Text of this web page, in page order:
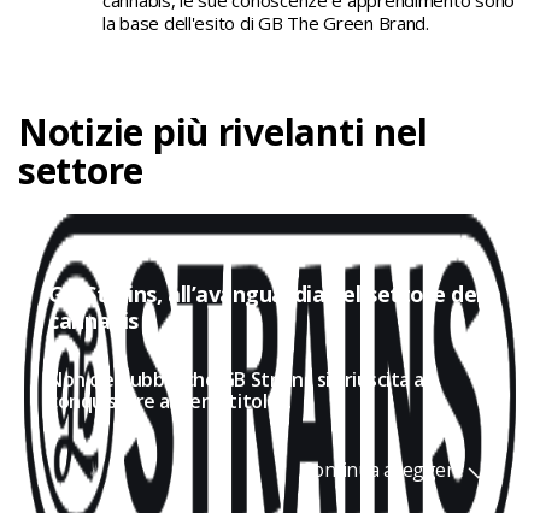
la base dell'esito di GB The Green Brand.
Notizie più rivelanti nel
settore
GB Strains, all’avanguardia nel settore della
cannabis
Non c'è dubbio che GB Strains sia riuscita a
conquistare a pieno titolo...
Continua a leggere